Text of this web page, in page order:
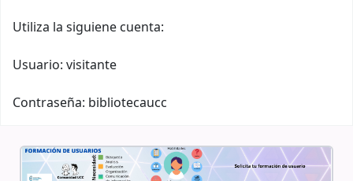
Utiliza la siguiene cuenta:
Usuario: visitante
Contraseña: bibliotecaucc